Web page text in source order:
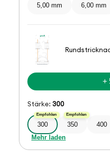
5,00 mm 6,00 mm
+
Stärke: 300
300
Empfohlen
350
Empfohlen
400
Mehr laden